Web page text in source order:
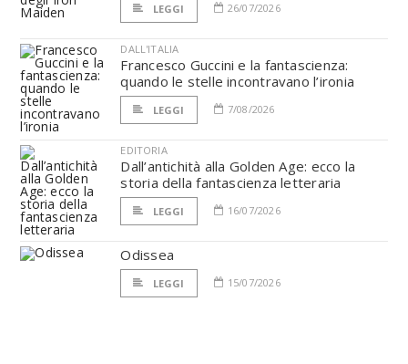
LEGGI 26/07/2026
DALL'ITALIA
Francesco Guccini e la fantascienza:
quando le stelle incontravano l’ironia
LEGGI 7/08/2026
EDITORIA
Dall’antichità alla Golden Age: ecco la
storia della fantascienza letteraria
LEGGI 16/07/2026
Odissea
LEGGI 15/07/2026